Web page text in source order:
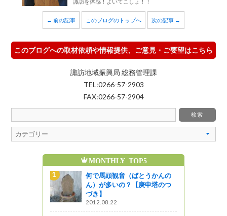
← 前の記事 このブログのトップへ 次の記事 →
このブログへの取材依頼や情報提供、ご意見・ご要望はこちら
諏訪地域振興局 総務管理課
TEL:0266-57-2903
FAX:0266-57-2904
MONTHLY TOP5
何で馬頭観音（ばとうかんの
ん）が多いの？【庚申塔のつ
づき】
2012.08.22